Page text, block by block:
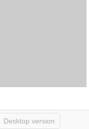
Desktop version